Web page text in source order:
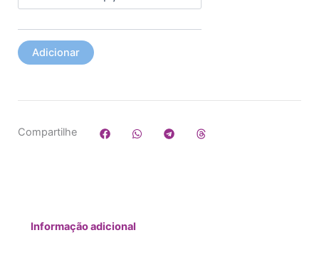
Adicionar
Compartilhe
Informação adicional